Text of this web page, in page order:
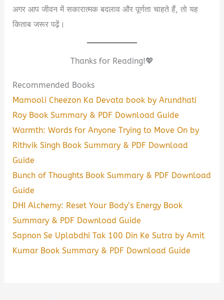
अगर आप जीवन में सकारात्मक बदलाव और पूर्णता चाहते हैं, तो यह
किताब जरूर पढ़ें।
Thanks for Reading!💖
Recommended Books
Mamooli Cheezon Ka Devata book by Arundhati
Roy Book Summary & PDF Download Guide
Warmth: Words for Anyone Trying to Move On by
Rithvik Singh Book Summary & PDF Download
Guide
Bunch of Thoughts Book Summary & PDF Download
Guide
DHI Alchemy: Reset Your Body’s Energy Book
Summary & PDF Download Guide
Sapnon Se Uplabdhi Tak 100 Din Ke Sutra by Amit
Kumar Book Summary & PDF Download Guide